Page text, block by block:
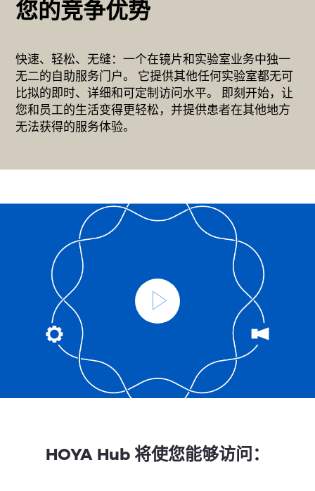
您的竞争优势
快速、轻松、无缝：一个在镜片和实验室业务中独一
无二的自助服务门户。 它提供其他任何实验室都无可
比拟的即时、详细和可定制访问水平。 即刻开始，让
您和员工的生活变得更轻松，并提供患者在其他地方
无法获得的服务体验。
HOYA Hub 将使您能够访问：